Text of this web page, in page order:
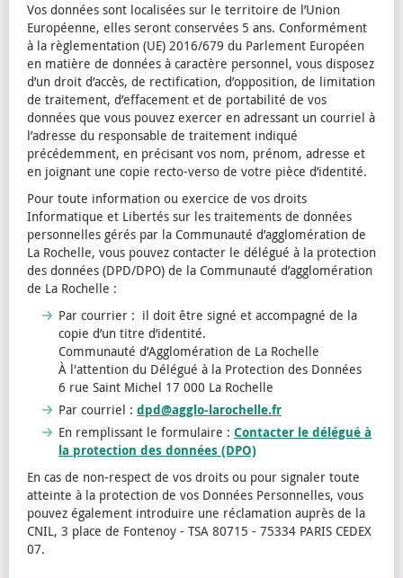
Vos données sont localisées sur le territoire de l’Union
Européenne, elles seront conservées 5 ans. Conformément
à la règlementation (UE) 2016/679 du Parlement Européen
en matière de données à caractère personnel, vous disposez
d’un droit d’accès, de rectification, d’opposition, de limitation
de traitement, d’effacement et de portabilité de vos
données que vous pouvez exercer en adressant un courriel à
l’adresse du responsable de traitement indiqué
précédemment, en précisant vos nom, prénom, adresse et
en joignant une copie recto-verso de votre pièce d’identité.
Pour toute information ou exercice de vos droits
Informatique et Libertés sur les traitements de données
personnelles gérés par la Communauté d’agglomération de
La Rochelle, vous pouvez contacter le délégué à la protection
des données (DPD/DPO) de la Communauté d’agglomération
de La Rochelle :
Par courrier : il doit être signé et accompagné de la
copie d’un titre d’identité.
Communauté d’Agglomération de La Rochelle
À l'attention du Délégué à la Protection des Données
6 rue Saint Michel 17 000 La Rochelle
Par courriel : dpd@agglo-larochelle.fr
En remplissant le formulaire : Contacter le délégué à
la protection des données (DPO)
En cas de non-respect de vos droits ou pour signaler toute
atteinte à la protection de vos Données Personnelles, vous
pouvez également introduire une réclamation auprès de la
CNIL, 3 place de Fontenoy - TSA 80715 - 75334 PARIS CEDEX
07.